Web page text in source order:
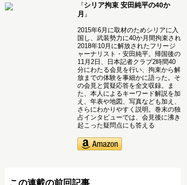
『シリア拘束 安田純平の40か
月 』
2015年6月に取材のためシリアに入
国し、武装勢力に40か月間拘束され
2018年10月に解放されたフリージ
ャーナリスト・安田純平。帰国後の
11月2日、日本記者クラブ2時間40
分にわたる会見を行い、拘束から解
放までの体験を事細かに語った。そ
の会見と質疑応答を全文収録。ま
た、本人によるキーワード解説を加
え、年表や地図、写真なども加え、
さらにわかりやすく説明。巻末の独
占インタビューでは、会見後に沸き
起こった疑問点にも答える
この連載の前回記事